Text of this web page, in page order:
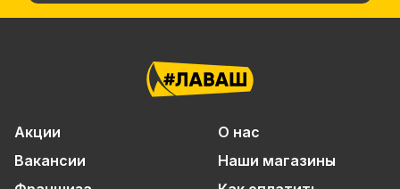
Акции
О нас
Вакансии
Наши магазины